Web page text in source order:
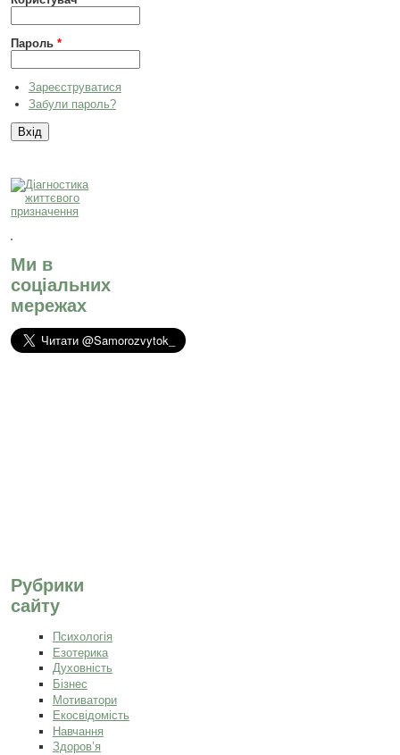
Пароль*
Зареєструватися
Забули пароль?
Ми в
соціальних
мережах
Рубрики
сайту
Психологія
Езотерика
Духовність
Бізнес
Мотиватори
Екосвідомість
Навчання
Здоров’я